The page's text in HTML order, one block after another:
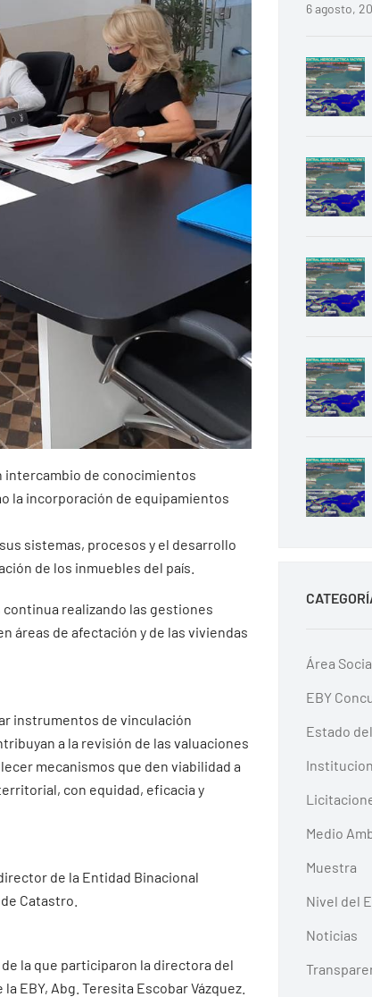
intercambio de conocimientos
la incorporación de equipamientos
sistemas, procesos y el desarrollo
de los inmuebles del país.
realizando las gestiones
áreas de afectación y de las viviendas
instrumentos de vinculación
a la revisión de las valuaciones
mecanismos que den viabilidad a
con equidad, eficacia y
de la Entidad Binacional
Catastro.
la que participaron la directora del
EBY, Abg. Teresita Escobar Vázquez.
6 agosto,
Área
EBY
Estado
Medio
Muestra
Nivel del
Noticias